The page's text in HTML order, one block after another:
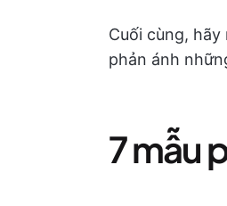
Cuối cùng,
phản ánh
7 mẫu